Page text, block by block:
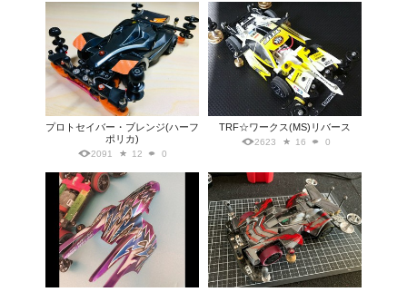
プロトセイバー・ブレンジ(ハーフ
ポリカ)
2091 12 0
TRF☆ワークス(MS)リバース
2623 16 0